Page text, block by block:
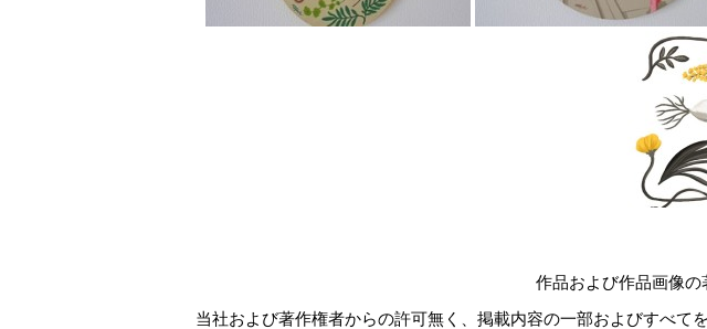
作品および作品画像の
当社および著作権者からの許可無く、掲載内容の一部およびすべて